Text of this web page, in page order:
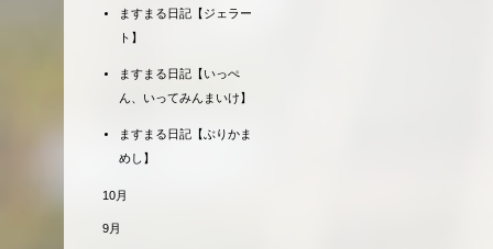
ますまる日記【ジェラー
ト】
ますまる日記【いっぺ
ん、いってみんまいけ】
ますまる日記【ぶりかま
めし】
10月
9月